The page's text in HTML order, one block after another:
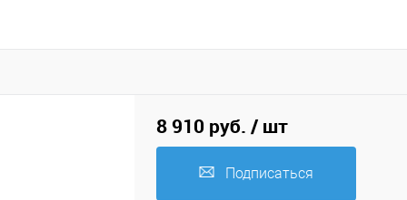
8 910 руб. / шт
Подписаться